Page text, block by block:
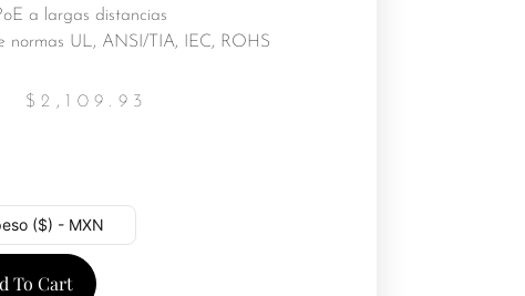
a largas distancias
normas UL, ANSI/TIA, IEC, ROHS
$2,109.93
($) - MXN
To Cart